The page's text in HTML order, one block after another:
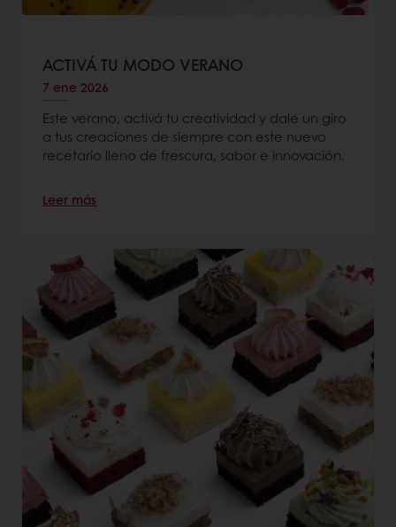
ACTIVÁ TU MODO VERANO
7 ene 2026
Este verano, activá tu creatividad y dale un giro
a tus creaciones de siempre con este nuevo
recetario lleno de frescura, sabor e innovación.
Leer más